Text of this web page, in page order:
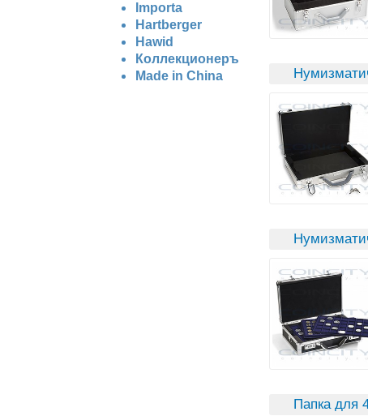
Importa
Hartberger
Hawid
Коллекционеръ
Made in China
Папка для